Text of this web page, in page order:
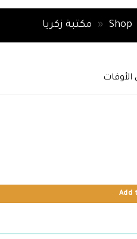
مكتبة زكريا » Shop
Add